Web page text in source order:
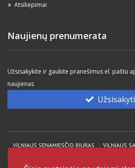
Atsiliepimai
Naujienų prenumerata
Užsisakykite ir gaukite pranešimus el. paštu
naujienas
Užsisakyti
VILNIAUS SENAMIESČIO BIURAS VILNIAUS